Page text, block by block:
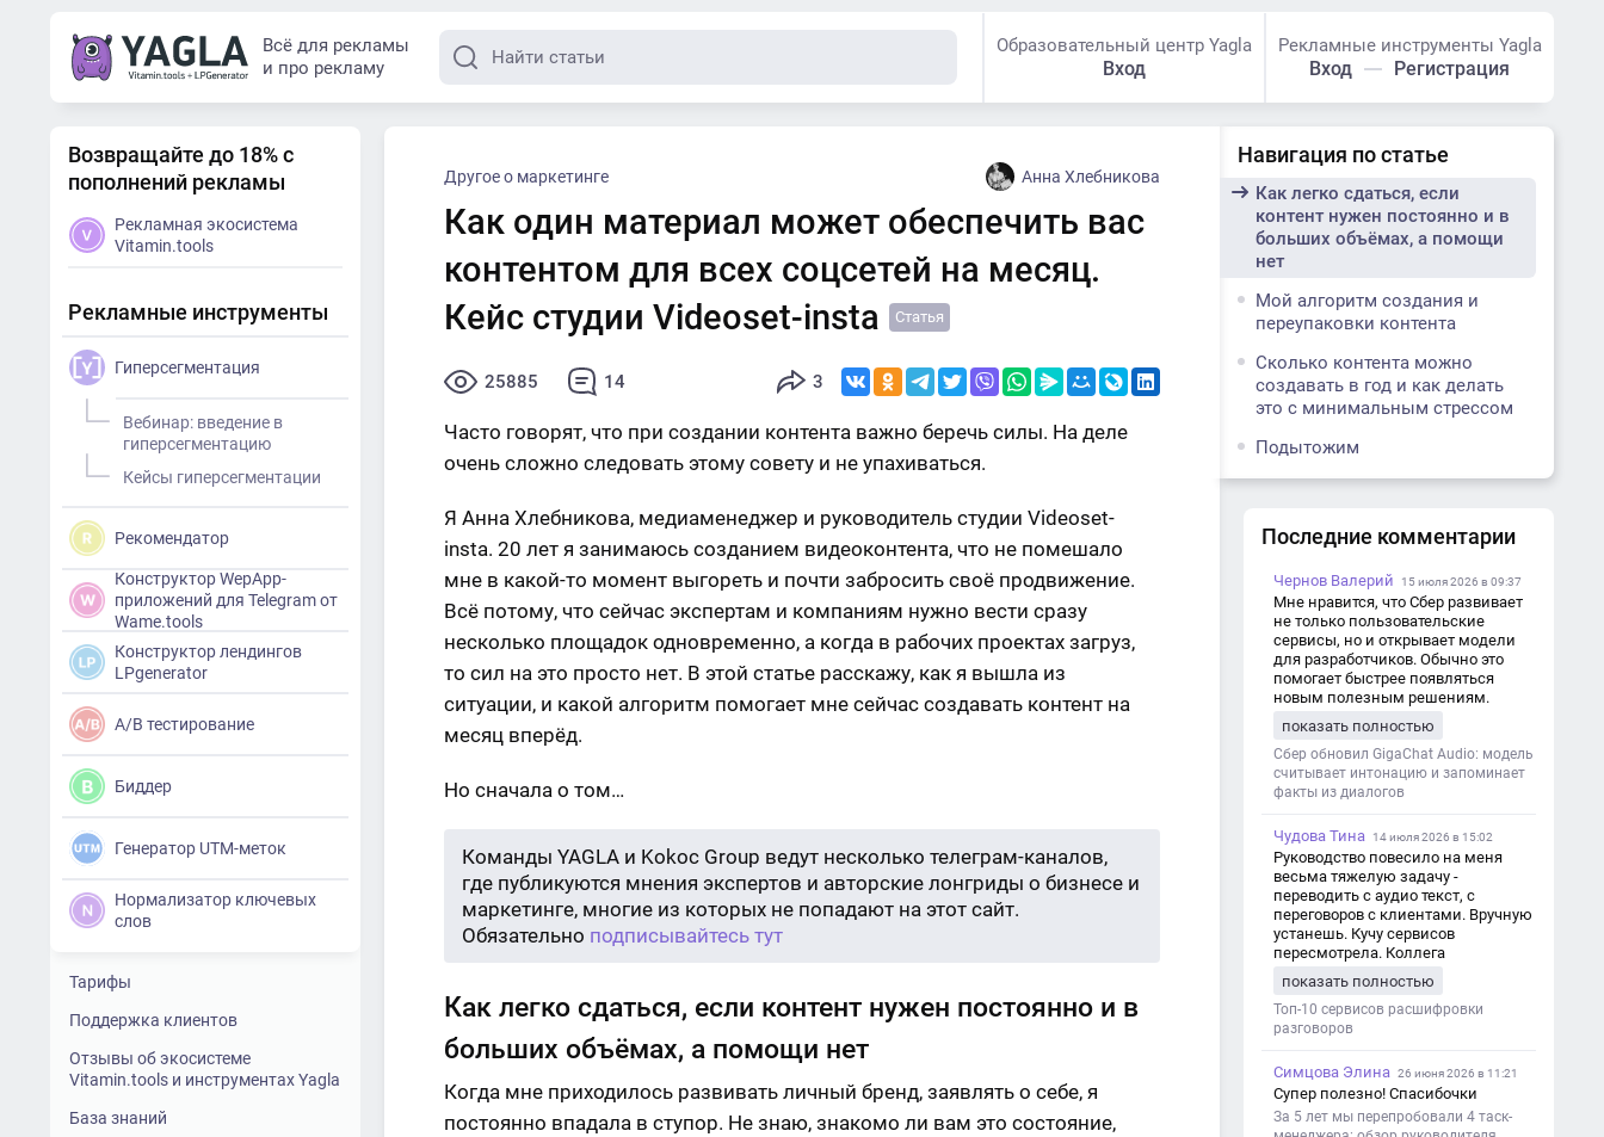
Всё для рекламы
и про рекламу
Образовательный центр Yagla
Вход
Рекламные инструменты Yagla
Вход Регистрация
Навигация по статье
Как легко сдаться, если
контент нужен постоянно и в
больших объёмах, а помощи
нет
Мой алгоритм создания и
переупаковки контента
Сколько контента можно
создавать в год и как делать
это с минимальным стрессом
Подытожим
Другое о маркетинге Анна Хлебникова
Как один материал может обеспечить вас
контентом для всех соцсетей на месяц.
Кейс студии Videoset-insta
Статья
25885 14 3
Часто говорят, что при создании контента важно беречь силы. На деле
очень сложно следовать этому совету и не упахиваться.
Я Анна Хлебникова, медиаменеджер и руководитель студии Videoset-
insta. 20 лет я занимаюсь созданием видеоконтента, что не помешало
мне в какой-то момент выгореть и почти забросить своё продвижение.
Всё потому, что сейчас экспертам и компаниям нужно вести сразу
несколько площадок одновременно, а когда в рабочих проектах загруз,
то сил на это просто нет. В этой статье расскажу, как я вышла из
ситуации, и какой алгоритм помогает мне сейчас создавать контент на
месяц вперёд.
Но сначала о том…
Команды YAGLA и Kokoc Group ведут несколько телеграм-каналов,
где публикуются мнения экспертов и авторские лонгриды о бизнесе и
маркетинге, многие из которых не попадают на этот сайт.
Обязательно подписывайтесь тут
Как легко сдаться, если контент нужен постоянно и в
больших объёмах, а помощи нет
Когда мне приходилось развивать личный бренд, заявлять о себе, я
постоянно впадала в ступор. Не знаю, знакомо ли вам это состояние,
Возвращайте до 18% с
пополнений рекламы
Рекламная экосистема
Vitamin.tools
Рекламные инструменты
Гиперсегментация
Вебинар: введение в
гиперсегментацию
Кейсы гиперсегментации
Рекомендатор
Конструктор WepApp-
приложений для Telegram от
Wame.tools
Конструктор лендингов
LPgenerator
A/B тестирование
Биддер
Генератор UTM-меток
Нормализатор ключевых
слов
Тарифы
Поддержка клиентов
Отзывы об экосистеме
Vitamin.tools и инструментах Yagla
База знаний
Последние комментарии
Чернов Валерий 15 июля 2026 в 09:37
Мне нравится, что Сбер развивает
не только пользовательские
сервисы, но и открывает модели
для разработчиков. Обычно это
помогает быстрее появляться
новым полезным решениям.
показать полностью
Сбер обновил GigaChat Audio: модель
считывает интонацию и запоминает
факты из диалогов
Чудова Тина 14 июля 2026 в 15:02
Руководство повесило на меня
весьма тяжелую задачу -
переводить с аудио текст, с
переговоров с клиентами. Вручную
устанешь. Кучу сервисов
пересмотрела. Коллега
хорошо переводит. Мало
редактировать по итогу. Советую.
показать полностью
Топ-10 сервисов расшифровки
разговоров
Симцова Элина 26 июня 2026 в 11:21
Супер полезно! Спасибочки
За 5 лет мы перепробовали 4 таск-